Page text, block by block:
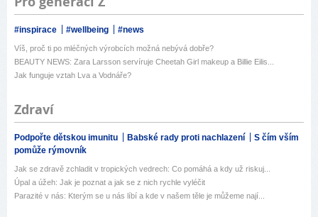
#inspirace #wellbeing #news
Víš, proč ti po mléčných výrobcích možná nebývá dobře?
BEAUTY NEWS: Zara Larsson servíruje Cheetah Girl makeup a Billie Eilis...
Jak funguje vztah Lva a Vodnáře?
Zdraví
Podpořte dětskou imunitu Babské rady proti nachlazení
S čím vším
pomůže rýmovník
Jak se zdravě zchladit v tropických vedrech: Co pomáhá a kdy už riskuj...
Úpal a úžeh: Jak je poznat a jak se z nich rychle vyléčit
Parazité v nás: Kterým se u nás líbí a kde v našem těle je můžeme nají...